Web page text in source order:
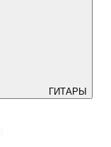
ГИТАРЫ